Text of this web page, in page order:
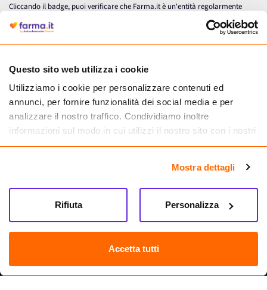
Questo sito web utilizza i cookie
Utilizziamo i cookie per personalizzare contenuti ed
annunci, per fornire funzionalità dei social media e per
analizzare il nostro traffico. Condividiamo inoltre
informazioni sul modo in cui utilizzi il nostro sito con i nostri
partner che si occupano di analisi dei dati web, pubblicità e
informazioni che hai fornito loro o che hanno raccolto dal
tuo utilizzo dei loro servizi.
Mostra dettagli
Accetta tutti
Personalizza
Rifiuta
Cliccando il badge, puoi verificare che Farma.it è un'entità regolarmente
autorizzata dal Ministero della Salute a effettuare la vendita online di
medicinali.
Farma.it S.a.s. P. IVA 07417261216 REA: NA-884088
CREDITS
Sede legale Via delle Repubbliche Marinare 128, 80147 Napoli